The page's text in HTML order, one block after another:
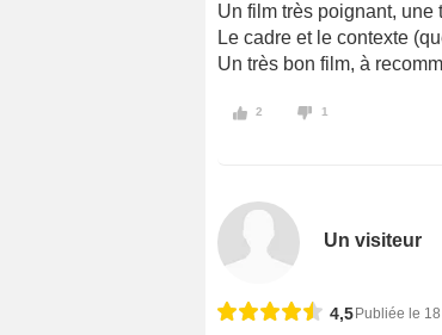
Un film très poignant,
Le cadre et le contexte
Un très bon film, à
2 1
Un visiteur
4,5 Publiée le